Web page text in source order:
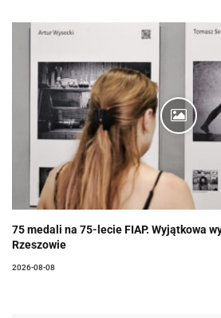
75 medali na 75-lecie FIAP. Wyjątkowa
Rzeszowie
2026-08-08